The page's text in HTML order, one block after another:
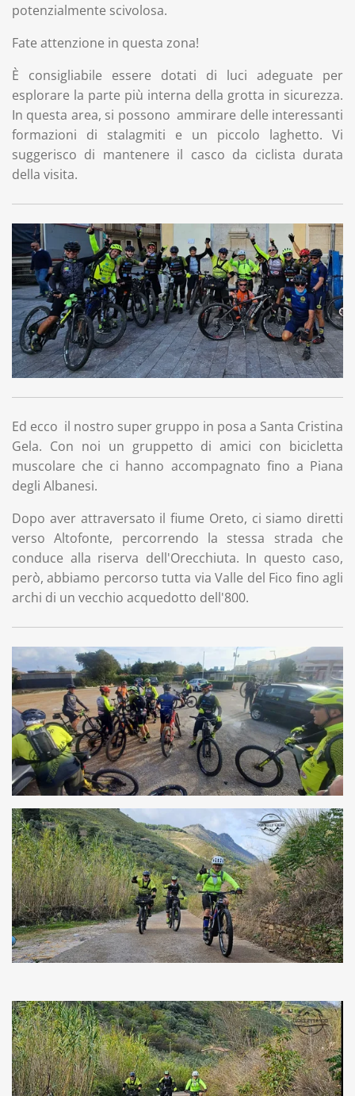
potenzialmente scivolosa.
Fate attenzione in questa zona!
È consigliabile essere dotati di luci adeguate per
esplorare la parte più interna della grotta in sicurezza.
In questa area, si possono ammirare delle interessanti
formazioni di stalagmiti e un piccolo laghetto. Vi
suggerisco di mantenere il casco da ciclista durata
della visita.
Ed ecco il nostro super gruppo in posa a Santa Cristina
Gela. Con noi un gruppetto di amici con bicicletta
muscolare che ci hanno accompagnato fino a Piana
degli Albanesi.
Dopo aver attraversato il fiume Oreto, ci siamo diretti
verso Altofonte, percorrendo la stessa strada che
conduce alla riserva dell'Orecchiuta. In questo caso,
però, abbiamo percorso tutta via Valle del Fico fino agli
archi di un vecchio acquedotto dell'800.